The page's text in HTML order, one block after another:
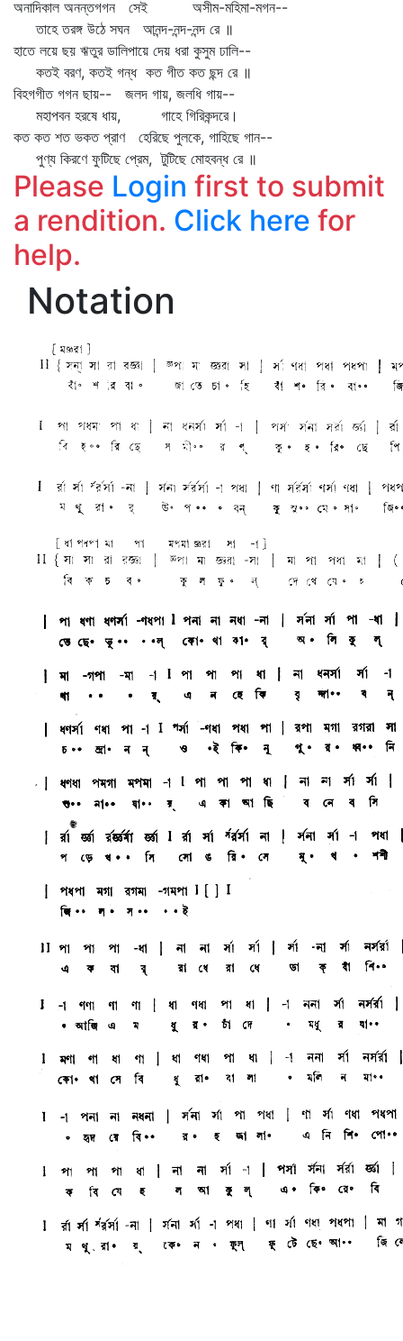
অনাদিকাল অনন্তগগন সেই অসীম-মহিমা-মগন--
তাহে তরঙ্গ উঠে সঘন আনন্দ-নন্দ-নন্দ রে ॥
হাতে লয়ে ছয় ঋতুর ডালিপায়ে দেয় ধরা কুসুম ঢালি--
কতই বরণ, কতই গন্ধ কত গীত কত ছন্দ রে ॥
বিহগগীত গগন ছায়-- জলদ গায়, জলধি গায়--
মহাপবন হরষে ধায়, গাহে গিরিকন্দরে।
কত কত শত ভকত প্রাণ হেরিছে পুলকে, গাহিছে গান--
পুণ্য কিরণে ফুটিছে প্রেম, টুটিছে মোহবন্ধ রে ॥
Please Login first to submit
a rendition. Click here for
help.
Notation